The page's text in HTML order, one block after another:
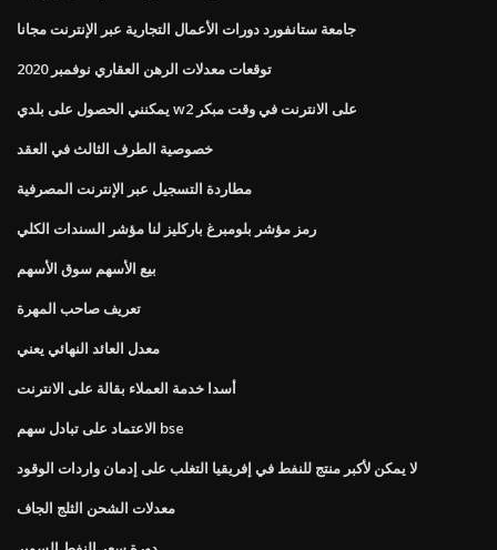
جامعة ستانفورد دورات الأعمال التجارية عبر الإنترنت مجانا
توقعات معدلات الرهن العقاري نوفمبر 2020
يمكنني الحصول على بلدي w2 على الانترنت في وقت مبكر
خصوصية الطرف الثالث في العقد
مطاردة التسجيل عبر الإنترنت المصرفية
رمز مؤشر بلومبرغ باركليز لنا مؤشر السندات الكلي
بيع الأسهم سوق الأسهم
تعريف صاحب المهرة
معدل العائد النهائي يعني
أسدا خدمة العملاء بقالة على الانترنت
الاعتماد على تبادل سهم bse
لا يمكن لأكبر منتج للنفط في إفريقيا التغلب على إدمان واردات الوقود
معدلات الشحن الثلج الجاف